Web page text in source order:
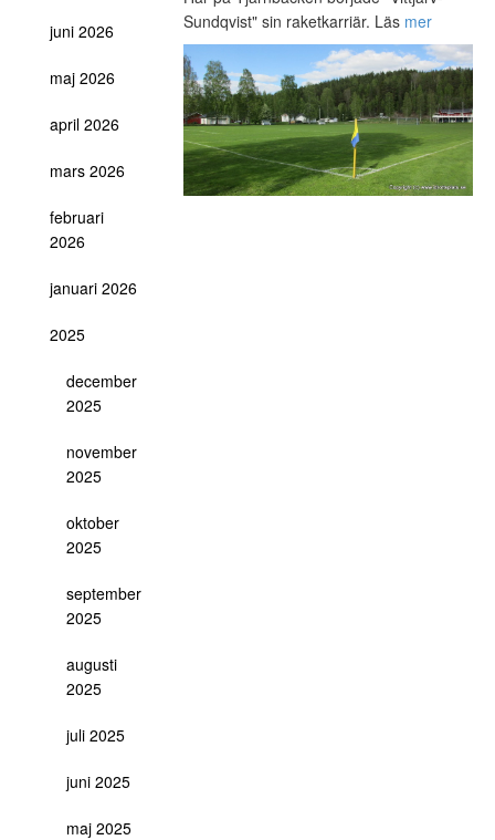
juni 2026
maj 2026
april 2026
mars 2026
februari
2026
januari 2026
2025
december
2025
november
2025
oktober
2025
september
2025
augusti
2025
juli 2025
juni 2025
maj 2025
Sundqvist" sin raketkarriär. Läs mer